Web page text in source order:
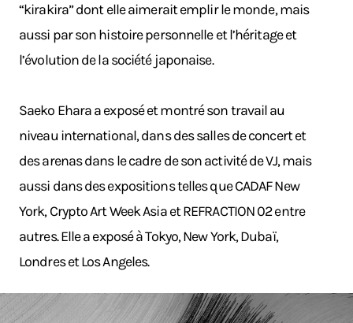
“kirakira” dont elle aimerait emplir le monde, mais
aussi par son histoire personnelle et l’héritage et
l’évolution de la société japonaise.
Saeko Ehara a exposé et montré son travail au
niveau international, dans des salles de concert et
des arenas dans le cadre de son activité de VJ, mais
aussi dans des expositions telles que CADAF New
York, Crypto Art Week Asia et REFRACTION 02 entre
autres. Elle a exposé à Tokyo, New York, Dubaï,
Londres et Los Angeles.